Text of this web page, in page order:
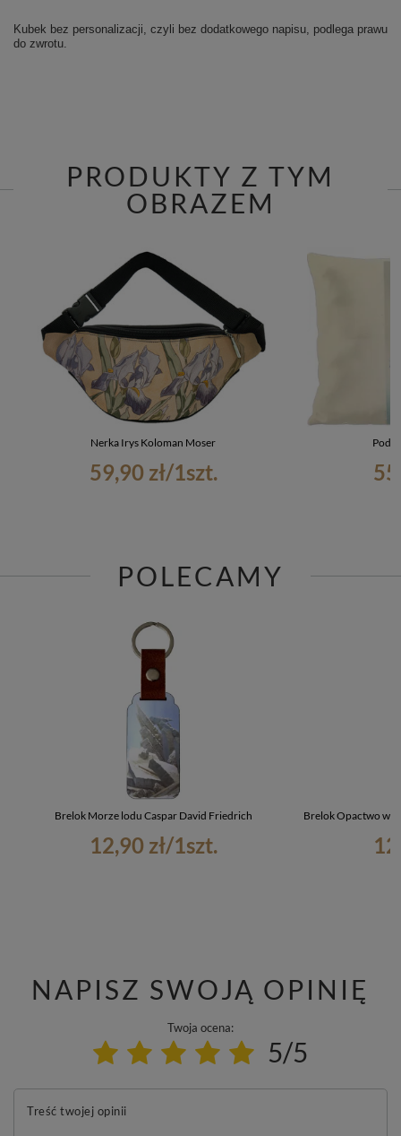
Kubek bez personalizacji, czyli bez dodatkowego napisu, podlega prawu
do zwrotu.
PRODUKTY Z TYM
OBRAZEM
Nerka Irys Koloman Moser
59,90 zł/1szt.
POLECAMY
Brelok Morze lodu Caspar David Friedrich
12,90 zł/1szt.
Brelok Opactwo w
NAPISZ SWOJĄ OPINIĘ
Twoja ocena:
5/5
Treść twojej opinii